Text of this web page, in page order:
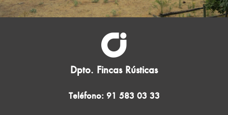
Dpto. Fincas Rústicas
Teléfono: 91 583 03 33